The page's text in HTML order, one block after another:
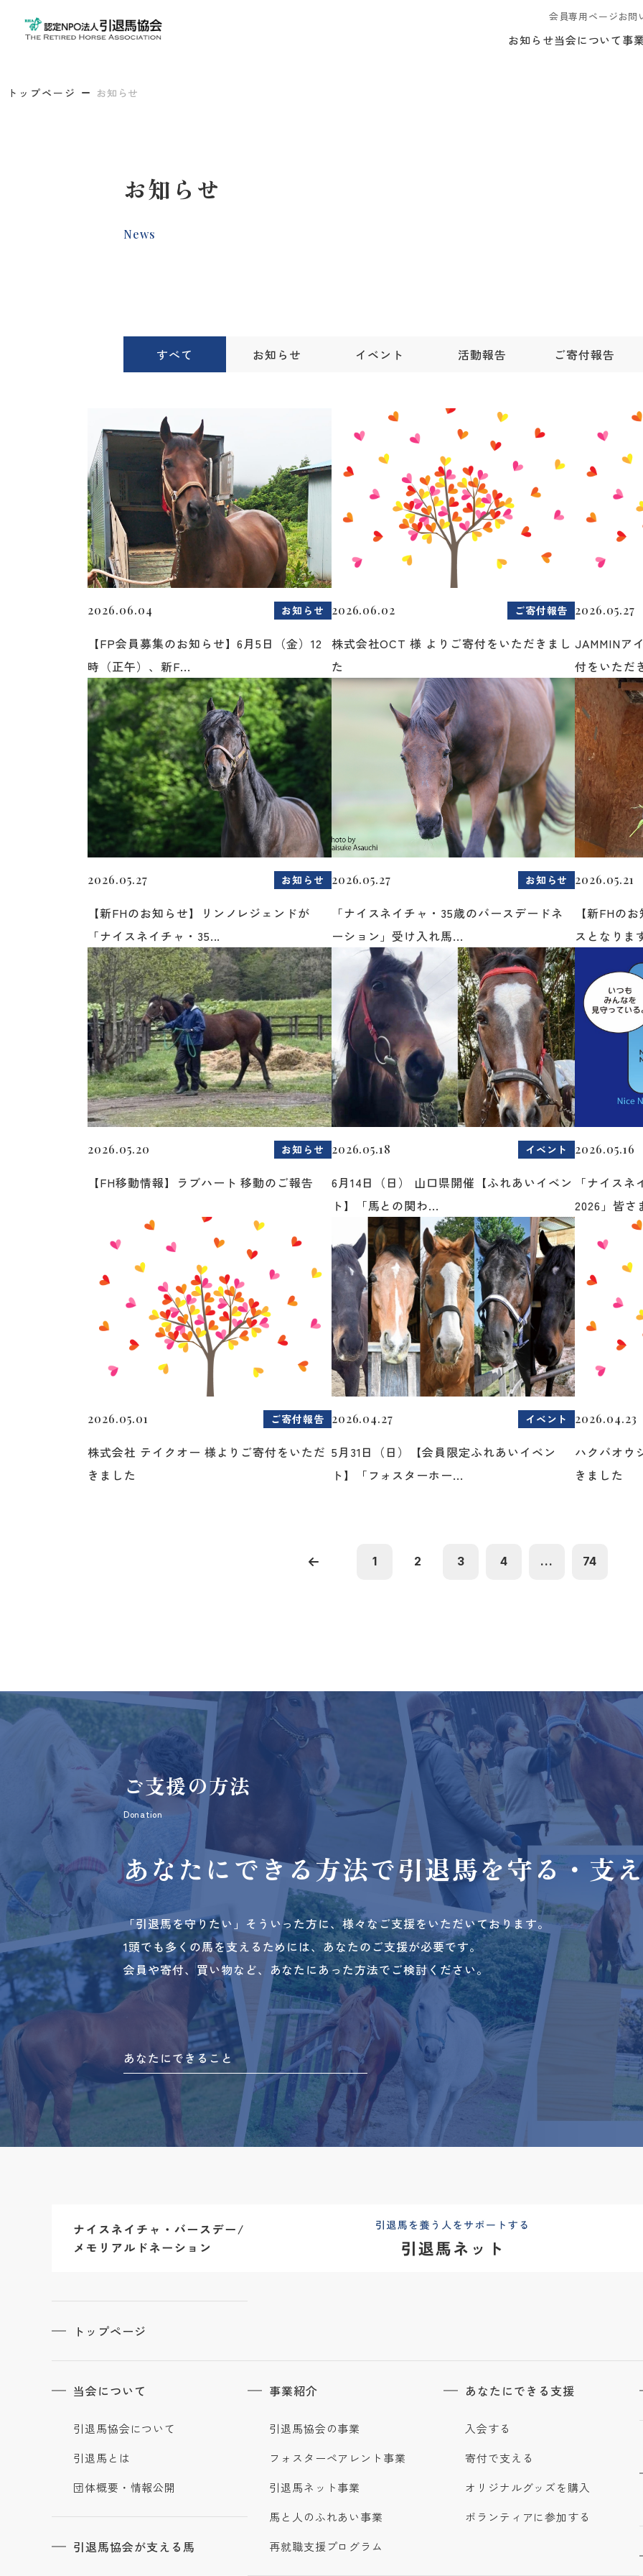
会員専用ページお問
お知らせ当会について事
トップページ お知らせ
お知らせ
News
すべて お知らせ イベント 活動報告 ご寄付報告
2026.06.04 お知らせ
【FP会員募集のお知らせ】6月5日（金）12
時（正午）、新F...
2026.06.02 ご寄付報告
株式会社OCT 様 よりご寄付をいただきまし
た
2026.05.27
JAMMINア
付をいただ
2026.05.27 お知らせ
【新FHのお知らせ】リンノレジェンドが
「ナイスネイチャ・35...
2026.05.27 お知らせ
「ナイスネイチャ・35歳のバースデードネ
ーション」受け入れ馬...
2026.05.21
【新FHの
スとなりま
2026.05.20 お知らせ
【FH移動情報】ラブハート 移動のご報告
2026.05.18 イベント
6月14日（日） 山口県開催【ふれあいイベン
ト】「馬との関わ...
2026.05.16
「ナイス
2026」皆さ
2026.05.01 ご寄付報告
株式会社 テイクオー 様よりご寄付をいただ
きました
2026.04.27 イベント
5月31日（日）【会員限定ふれあいイベン
ト】「フォスターホー...
2026.04.23
ハクバオウ
きました
1 2 3 4 ... 74
ご支援の方法
Donation
あなたにできる方法で引退馬を守る・支
「引退馬を守りたい」そういった方に、様々なご支援をいただいております。
1頭でも多くの馬を支えるためには、あなたのご支援が必要です。
会員や寄付、買い物など、あなたにあった方法でご検討ください。
あなたにできること
トップページ
当会について
引退馬協会について
引退馬とは
団体概要・情報公開
引退馬協会が支える馬
事業紹介
引退馬協会の事業
フォスターペアレント事業
引退馬ネット事業
馬と人のふれあい事業
再就職支援プログラム
あなたにできる支援
入会する
寄付で支える
オリジナルグッズを購入
ボランティアに参加する